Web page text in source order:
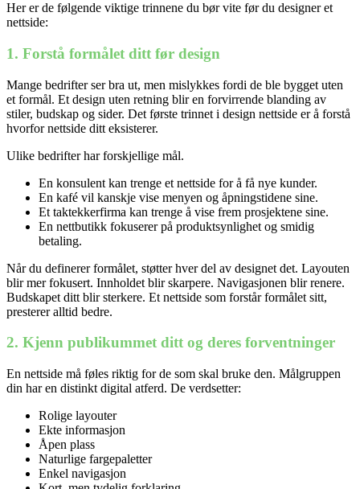
Her er de følgende viktige trinnene du bør vite før du designer et
nettside:
1. Forstå formålet ditt før design
Mange bedrifter ser bra ut, men mislykkes fordi de ble bygget uten
et formål. Et design uten retning blir en forvirrende blanding av
stiler, budskap og sider. Det første trinnet i design nettside er å forstå
hvorfor nettside ditt eksisterer.
Ulike bedrifter har forskjellige mål.
En konsulent kan trenge et nettside for å få nye kunder.
En kafé vil kanskje vise menyen og åpningstidene sine.
Et taktekkerfirma kan trenge å vise frem prosjektene sine.
En nettbutikk fokuserer på produktsynlighet og smidig
betaling.
Når du definerer formålet, støtter hver del av designet det. Layouten
blir mer fokusert. Innholdet blir skarpere. Navigasjonen blir renere.
Budskapet ditt blir sterkere. Et nettside som forstår formålet sitt,
presterer alltid bedre.
2. Kjenn publikummet ditt og deres forventninger
En nettside må føles riktig for de som skal bruke den. Målgruppen
din har en distinkt digital atferd. De verdsetter:
Rolige layouter
Ekte informasjon
Åpen plass
Naturlige fargepaletter
Enkel navigasjon
Nødvendig
Preferanser
Markedsføring